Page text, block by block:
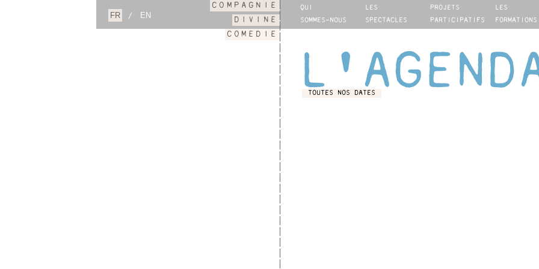
/
QUI
SOMMES-NOUS
LES
SPECTACLES
PROJETS
PARTICIPATIFS
LES
FORMATIONS
COMPAGNIE
DIVINE
COMEDIE
TOUTES NOS DATES